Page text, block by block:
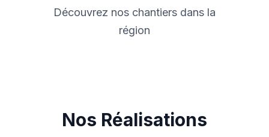
Découvrez nos chantiers dans la
région
Nos Réalisations